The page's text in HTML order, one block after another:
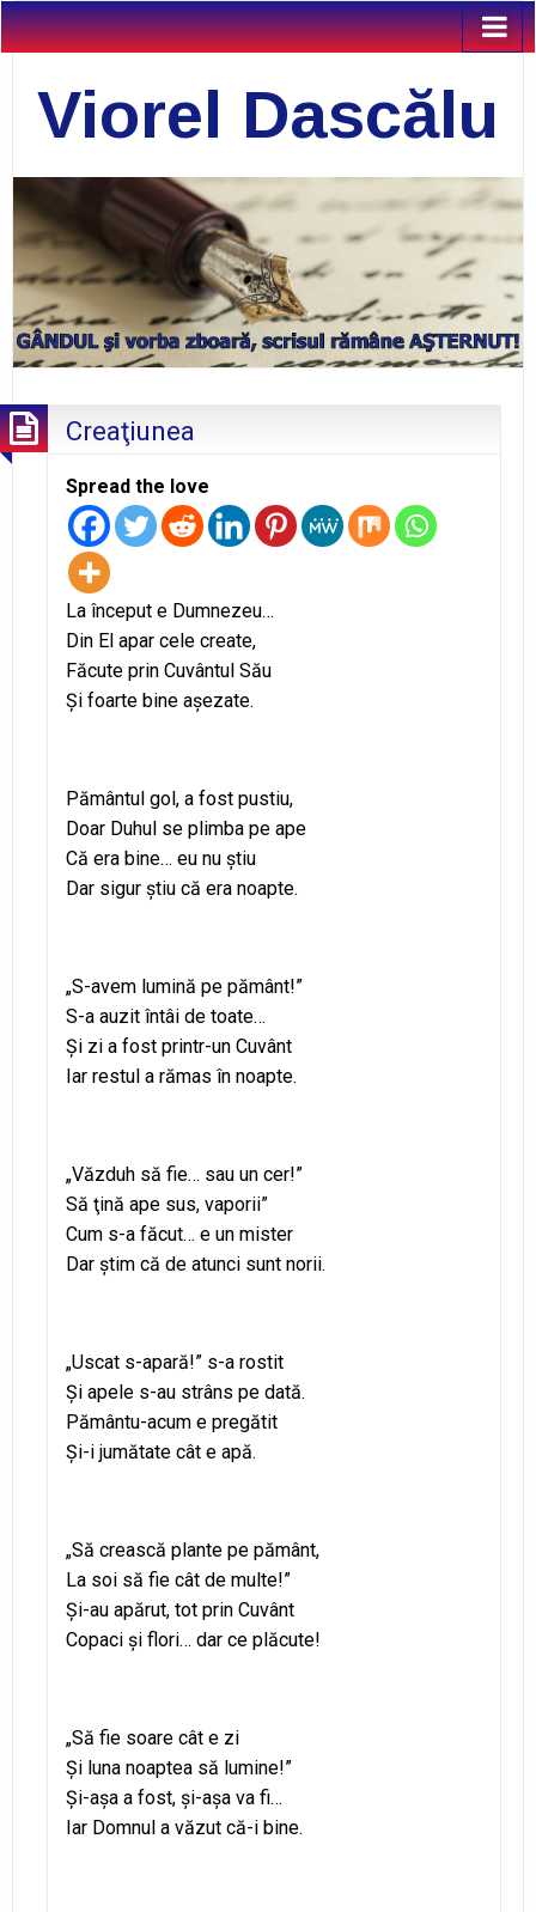
Viorel Dascălu
Creaţiunea
Spread the love
La început e Dumnezeu…
Din El apar cele create,
Făcute prin Cuvântul Său
Şi foarte bine aşezate.
Pământul gol, a fost pustiu,
Doar Duhul se plimba pe ape
Că era bine… eu nu ştiu
Dar sigur ştiu că era noapte.
„S-avem lumină pe pământ!”
S-a auzit întâi de toate…
Şi zi a fost printr-un Cuvânt
Iar restul a rămas în noapte.
„Văzduh să fie… sau un cer!”
Să ţină ape sus, vaporii”
Cum s-a făcut… e un mister
Dar ştim că de atunci sunt norii.
„Uscat s-apară!” s-a rostit
Şi apele s-au strâns pe dată.
Pământu-acum e pregătit
Şi-i jumătate cât e apă.
„Să crească plante pe pământ,
La soi să fie cât de multe!”
Şi-au apărut, tot prin Cuvânt
Copaci şi flori… dar ce plăcute!
„Să fie soare cât e zi
Şi luna noaptea să lumine!”
Şi-aşa a fost, şi-aşa va fi…
Iar Domnul a văzut că-i bine.